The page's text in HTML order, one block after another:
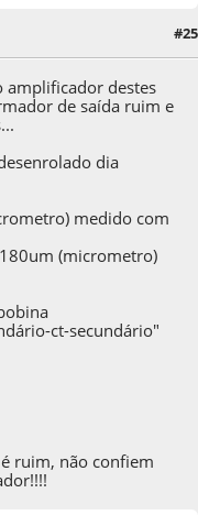
#25
amplificador destes
de saída ruim e
dia
medido com
(micrometro)
ct-secundário"
ruim, não confiem